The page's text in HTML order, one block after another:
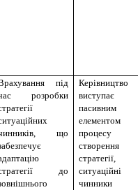
під
розробки
що
до
Керівництво
виступає
пасивним
елементом
процесу
створення
стратегії,
ситуаційні
чинники